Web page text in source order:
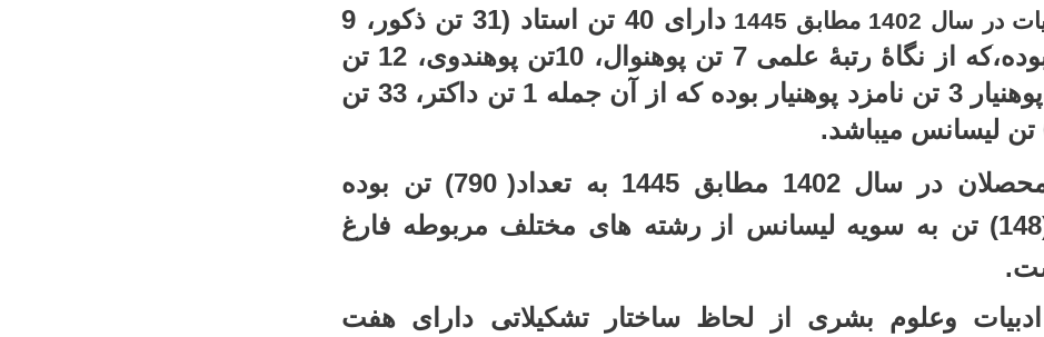
1402 مطابق 1445
دارای 40 تن استاد (31 تن ذکور، 9
که از نگاۀ رتبۀ علمی 7 تن پوهنوال، 10تن پوهندوی، 12 تن
که از آن جمله 1 تن داکتر، 33 تن
سال 1402 مطابق 1445 به تعداد(
790) تن بوده
وازجمله (148) تن به سویه لیسانس از رشته های مختلف مربوطه فارغ
وعلوم بشری از لحاظ ساختار تشکیلاتی دارای هفت